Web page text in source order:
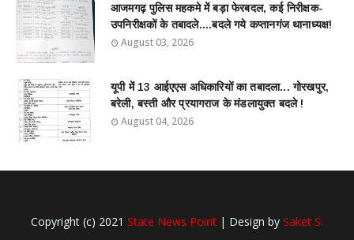
आजमगढ़ पुलिस महकमे में बड़ा फेरबदल, कई निरीक्षक-
उपनिरीक्षकों के तबादले....बदले गये कप्तानगंज थानाध्यक्ष!
August 03, 2026
यूपी में 13 आईएएस अधिकारियों का तबादला... गोरखपुर,
बरेली, बस्ती और प्रयागराज के मंडलायुक्त बदले !
August 04, 2026
Copyright (c) 2021 State News Point | Design by Saket S.